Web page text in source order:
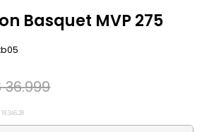
Basquet MVP 275
36.999
18.346,28